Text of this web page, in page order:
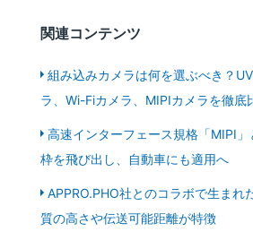
関連コンテンツ
組み込みカメラは何を選ぶべき？
ラ、Wi-Fiカメラ、MIPIカメラを徹底
高速インターフェース規格「MIPI
枠を飛び出し、自動車にも適用へ
APPRO.PHO社とのコラボで生まれ
質の高さや伝送可能距離が特徴